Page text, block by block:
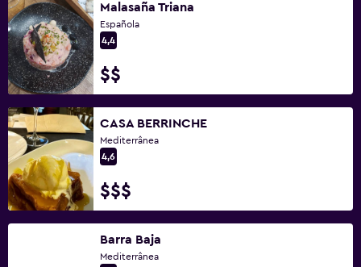
Malasaña Triana
Española
4,4
$$
CASA BERRINCHE
Mediterrânea
4,6
$$$
Barra Baja
Mediterrânea